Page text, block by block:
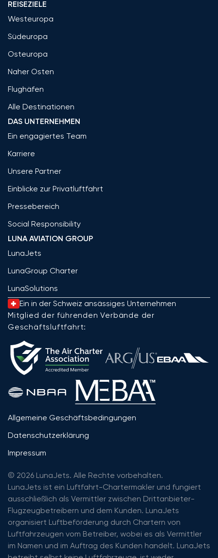
REISEZIELE
Westeuropa
Südeuropa
Osteuropa
Naher Osten
Flughäfen
Alle Destinationen
DAS UNTERNEHMEN
Ein engagiertes Team
Karriere
Unsere Partner
Einblicke zur Privatluftfahrt
Pressebereich
Social Responsibility
LUNA AVIATION GROUP
LunaJets
LunaGroup Charter
LunaSolutions
Ein in der Schweiz ansässiges Unternehmen
Mitglied der führenden Verbände der
Geschäftsluftfahrt:
Allgemeine Geschäftsbedingungen
Datenschutzerklärung
Impressum
© 2026 LunaJets. Alle Rechte vorbehalten.
LunaJets ist ein Luftfahrt-Chartermakler und fungiert
ausschließlich als Vermittler zwischen Drittanbieter-
Flugzeugbetreibern und dem Kunden. LunaJets
organisiert Luftbeförderung durch Chartern von
Luftfahrzeugen vom Betreiber, wobei es als Vermittler
im Namen und im Auftrag des Kunden handelt. LunaJets